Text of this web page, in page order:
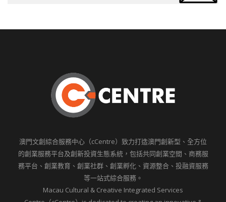
澳門文創綜合服務中心（cCentre）致力打造澳門創新型、全方位
的創業服務平台及創新投資生態系統，包括共同創業空間、商務服
務平台、創業教育、創業社群、創業孵化、資源整合、投融資服務
等一站式綜合服務。
Macau Cultural & Creative Integrated Services